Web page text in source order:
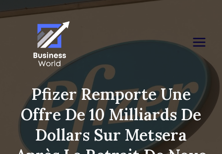
to
Pfizer Remporte Une
Offre De 10 Milliards De
Dollars Sur Metsera